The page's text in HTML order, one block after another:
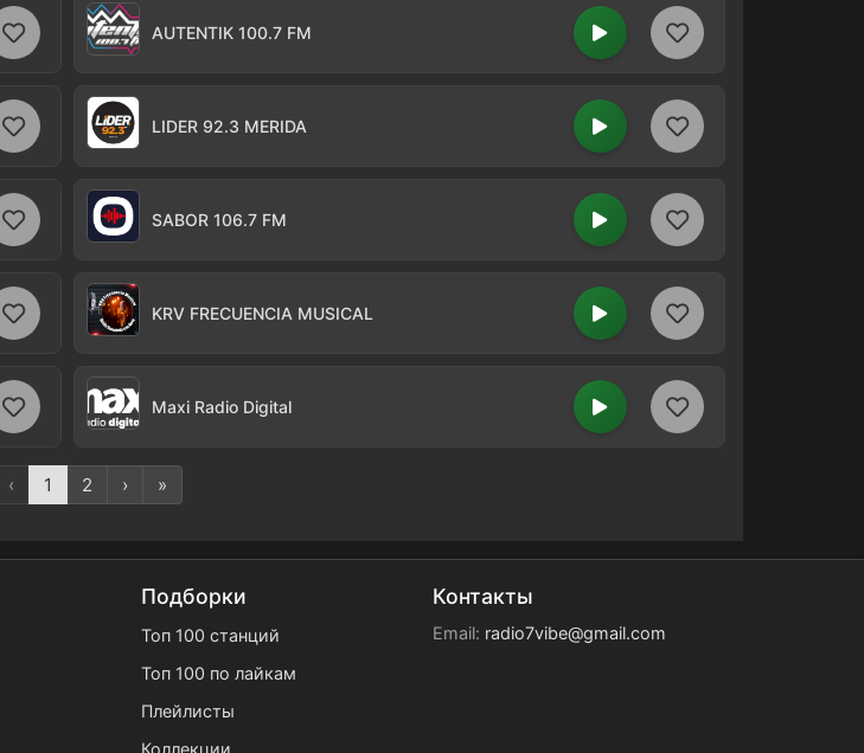
AUTENTIK 100.7 FM
LIDER 92.3 MERIDA
SABOR 106.7 FM
KRV FRECUENCIA MUSICAL
Maxi Radio Digital
‹ 1 2 › »
Подборки
Топ 100 станций
Топ 100 по лайкам
Плейлисты
Коллекции
Контакты
Email: radio7vibe@gmail.com